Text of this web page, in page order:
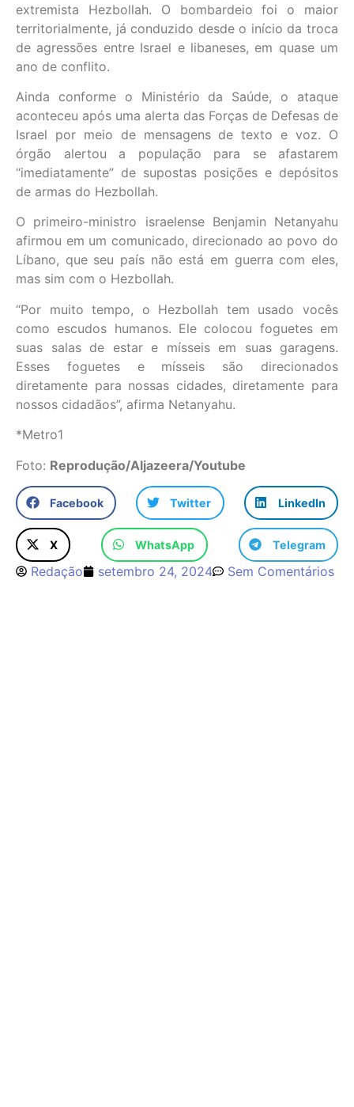
extremista Hezbollah. O bombardeio foi o maior
territorialmente, já conduzido desde o início da troca
de agressões entre Israel e libaneses, em quase um
ano de conflito.
Ainda conforme o Ministério da Saúde, o ataque
aconteceu após uma alerta das Forças de Defesas de
Israel por meio de mensagens de texto e voz. O
órgão alertou a população para se afastarem
“imediatamente” de supostas posições e depósitos
de armas do Hezbollah.
O primeiro-ministro israelense Benjamin Netanyahu
afirmou em um comunicado, direcionado ao povo do
Líbano, que seu país não está em guerra com eles,
mas sim com o Hezbollah.
“Por muito tempo, o Hezbollah tem usado vocês
como escudos humanos. Ele colocou foguetes em
suas salas de estar e mísseis em suas garagens.
Esses foguetes e mísseis são direcionados
diretamente para nossas cidades, diretamente para
nossos cidadãos”, afirma Netanyahu.
*Metro1
Foto: Reprodução/Aljazeera/Youtube
Facebook Twitter LinkedIn
X WhatsApp Telegram
Redação setembro 24, 2024 Sem Comentários